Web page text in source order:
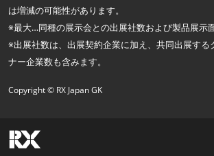
は増減の可能性があります。
※最大…同種の展示会との出展社数および製品展示
※出展社数は、出展契約企業に加え、共同出展する
ナー企業数も含みます。
Copyright © RX Japan GK